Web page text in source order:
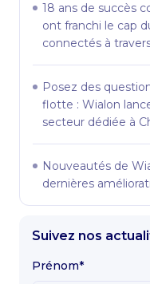
18 ans de succès
ont franchi le cap
connectés à
Posez des
flotte : Wialon
secteur dédiée à
Nouveautés de
dernières
Suivez nos
Prénom*